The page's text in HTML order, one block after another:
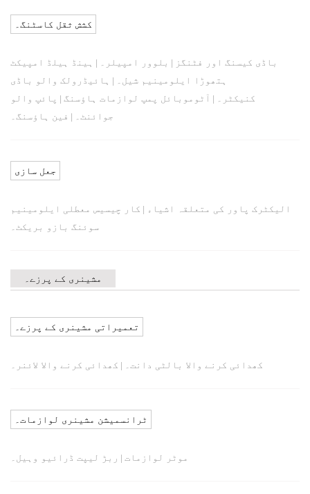
کشش ثقل کاسٹنگ۔
باڈی کیسنگ اور فٹنگز بلوور امپیلر۔
ہینڈ ہیلڈ امپیکٹ
ہتھوڑا ایلومینیم شیل۔
ہائیڈرولک والو باڈی
کنیکٹر۔
آٹوموبائل پمپ لوازمات ہاؤسنگ
پائپ والو
جوائنٹ۔
فین ہاؤسنگ۔
جعل سازی
الیکٹرک پاور کی متعلقہ اشیاء
کار چیسیس معطلی ایلومینیم
سوئنگ بازو بریکٹ۔
مشینری کے پرزے۔
تعمیراتی مشینری کے پرزے۔
کھدائی کرنے والا بالٹی دانت۔ کھدائی کرنے والا لائنر۔
ٹرانسمیشن مشینری لوازمات۔
موٹر لوازمات ربڑ لیپت ڈرائیو وہیل۔